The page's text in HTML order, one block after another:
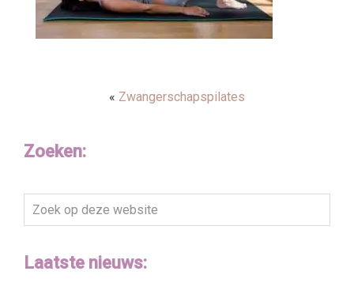
« Zwangerschapspilates
Zoeken:
Zoek
op
website
Laatste nieuws: